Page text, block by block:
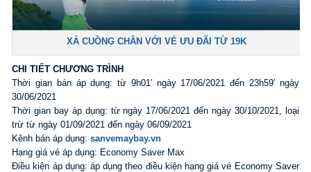
XẢ CUỒNG CHÂN VỚI VÉ ƯU ĐÃI TỪ 19K
CHI TIẾT CHƯƠNG TRÌNH
Thời gian bán áp dụng: từ 9h01′ ngày 17/06/2021 đến 23h59′ ngày
30/06/2021
Thời gian bay áp dụng: từ ngày 17/06/2021 đến ngày 30/10/2021, loại
trừ từ ngày 01/09/2021 đến ngày 06/09/2021
Kênh bán áp dụng:sanvemaybay.vn
Hạng giá vé áp dụng: Economy Saver Max
Điều kiện áp dụng: áp dụng theo điều kiện hạng giá vé Economy Saver